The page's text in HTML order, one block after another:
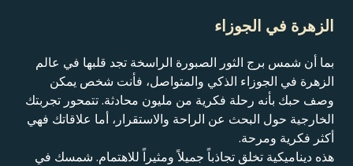
الزهرة في الجوزاء
بما أن شمس برج الثور الصبورة الراسخة تجد قلبها في عالم
الزهرة في الجوزاء الذكي والمتواصل، فأنت شخص يمكن
وصف حبك بأنه رحلة فكرية من مليون محادثة. تتمحور تجربتك
الخارجية حول البحث عن الراحة والاستقرار، أما علاقاتك فهي
أكثر فكرية ومرحة.
هذه ديناميكية تخلق تجاذباً جميلاً ومثيراً للاهتمام. شمسك في